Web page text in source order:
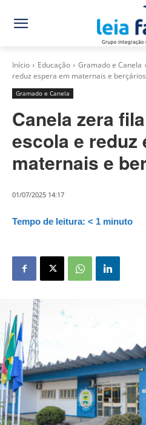
Início Educação Gramado e Canela
reduz espera em maternais e berçários
Gramado e Canela
Canela zera
escola e reduz
maternais e
01/07/2025 14:17
Tempo de leitura: < 1 minuto